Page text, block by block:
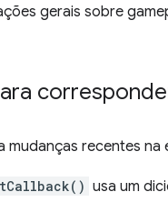
gerais sobre
mudanças recentes
usa um